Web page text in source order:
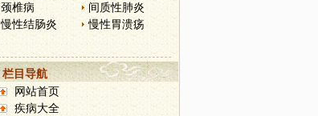
颈椎病
间质性肺炎
慢性结肠炎
慢性胃溃疡
栏目导航
网站首页
疾病大全